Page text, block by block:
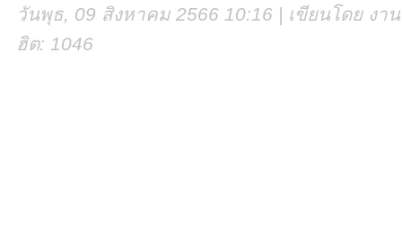
วันพุธ, 09 สิงหาคม 2566 10:16 | เขียนโดย งา
ฮิต: 1046